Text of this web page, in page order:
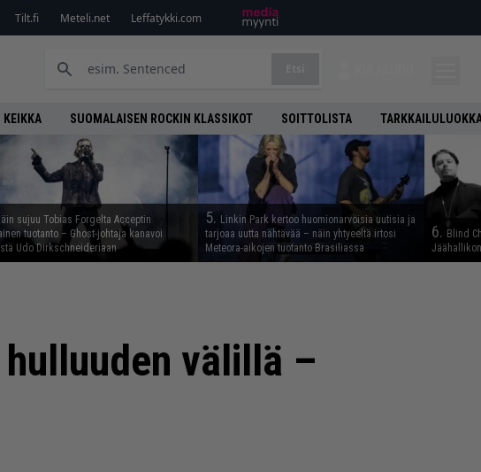
Tilt.fi Meteli.net Leffatykki.com
KEIKKA SUOMALAISEN ROCKIN KLASSIKOT SOITTOLISTA
sujuu Tobias Forgelta Acceptin
tuotanto – Ghost-johtaja kanavoi
Udo Dirkschneideriaan
5. Linkin Park kertoo huomionarvoisia uutisia ja
tarjoaa uutta nähtävää – näin yhtyeeltä irtosi
Meteora-aikojen tuotanto Brasiliassa
6. Blind
välillä –